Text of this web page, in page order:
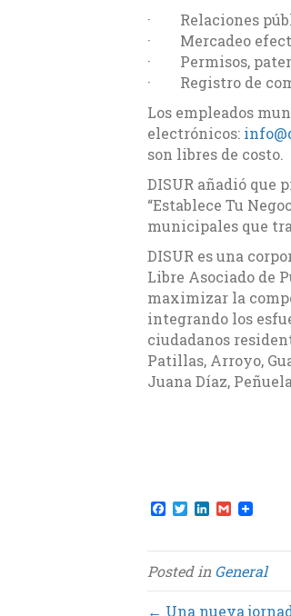
· Relaciones
· Mercadeo
· Permisos,
· Registro de
Los empleados
electrónicos:
son libres de costo.
DISUR añadió que
“Establece Tu
municipales que
DISUR es una
Libre Asociado de
maximizar la
integrando los
ciudadanos
Patillas, Arroyo,
Juana Díaz,
F
a
e
b
o
o
k
T
w
t
t
e
r
L
k
e
d
I
n
G
m
i
l
Posted inGeneral
← Una nueva